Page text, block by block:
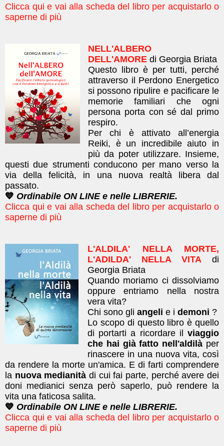
Clicca qui e vai alla scheda del libro per acquistarlo o
saperne di più
NELL'ALBERO
DELL'AMORE di Georgia Briata
Questo libro è per tutti, perché
attraverso il Perdono Energetico
si possono ripulire e pacificare le
memorie familiari che ogni
persona porta con sé dal primo
respiro.
Per chi è attivato all’energia
Reiki, è un incredibile aiuto in
più da poter utilizzare. Insieme,
questi due strumenti conducono per mano verso la
via della felicità, in una nuova realtà libera dal
passato.
💙 Ordinabile ON LINE e nelle LIBRERIE.
Clicca qui e vai alla scheda del libro per acquistarlo o
saperne di più
L'ALDILA' NELLA MORTE,
L'ADILDA' NELLA VITA di
Georgia Briata
Quando moriamo ci dissolviamo
oppure entriamo nella nostra
vera vita?
Chi sono gli angeli e i demoni ?
Lo scopo di questo libro è quello
di portarti a ricordare il viaggio
che hai già fatto nell'aldilà per
rinascere in una nuova vita, così
da rendere la morte un'amica. E di farti comprendere
la nuova medianità di cui fai parte, perché avere dei
doni medianici senza però saperlo, può rendere la
vita una faticosa salita.
💙 Ordinabile ON LINE e nelle LIBRERIE.
Clicca qui e vai alla scheda del libro per acquistarlo o
saperne di più